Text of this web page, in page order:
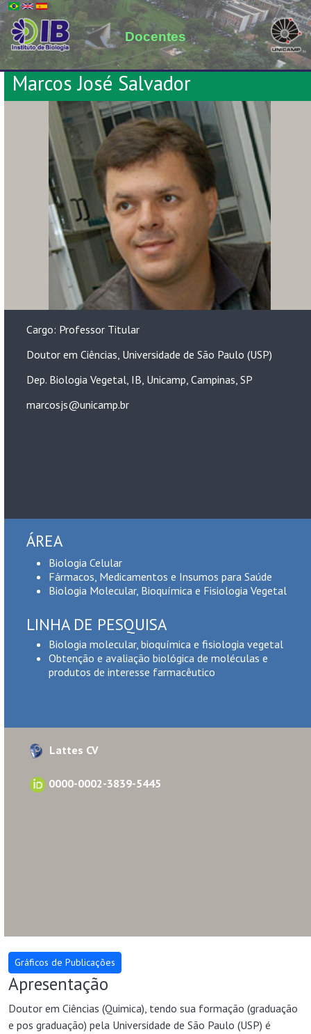
Docentes
Marcos José Salvador
Cargo: Professor Titular
Doutor em Ciências, Universidade de São Paulo (USP)
Dep. Biologia Vegetal, IB, Unicamp, Campinas, SP
marcosjs@unicamp.br
ÁREA
Biologia Celular
Fármacos, Medicamentos e Insumos para Saúde
Biologia Molecular, Bioquímica e Fisiologia Vegetal
LINHA DE PESQUISA
Biologia molecular, bioquímica e fisiologia vegetal
Obtenção e avaliação biológica de moléculas e
produtos de interesse farmacêutico
Lattes CV
0000-0002-3839-5445
Apresentação
Doutor em Ciências (Quimica), tendo sua formação (graduação
e pos graduação) pela Universidade de São Paulo (USP) é